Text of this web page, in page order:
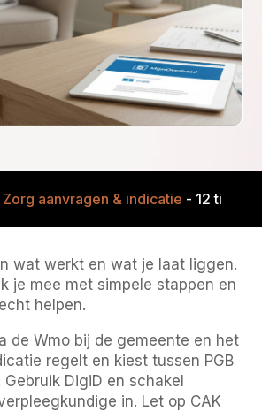
Zorg aanvragen & indicatie - 12 tips
wat werkt en wat je laat liggen.
je mee met simpele stappen en
helpen.
de Wmo bij de gemeente en het
regelt en kiest tussen PGB
DigiD en schakel
in. Let op CAK